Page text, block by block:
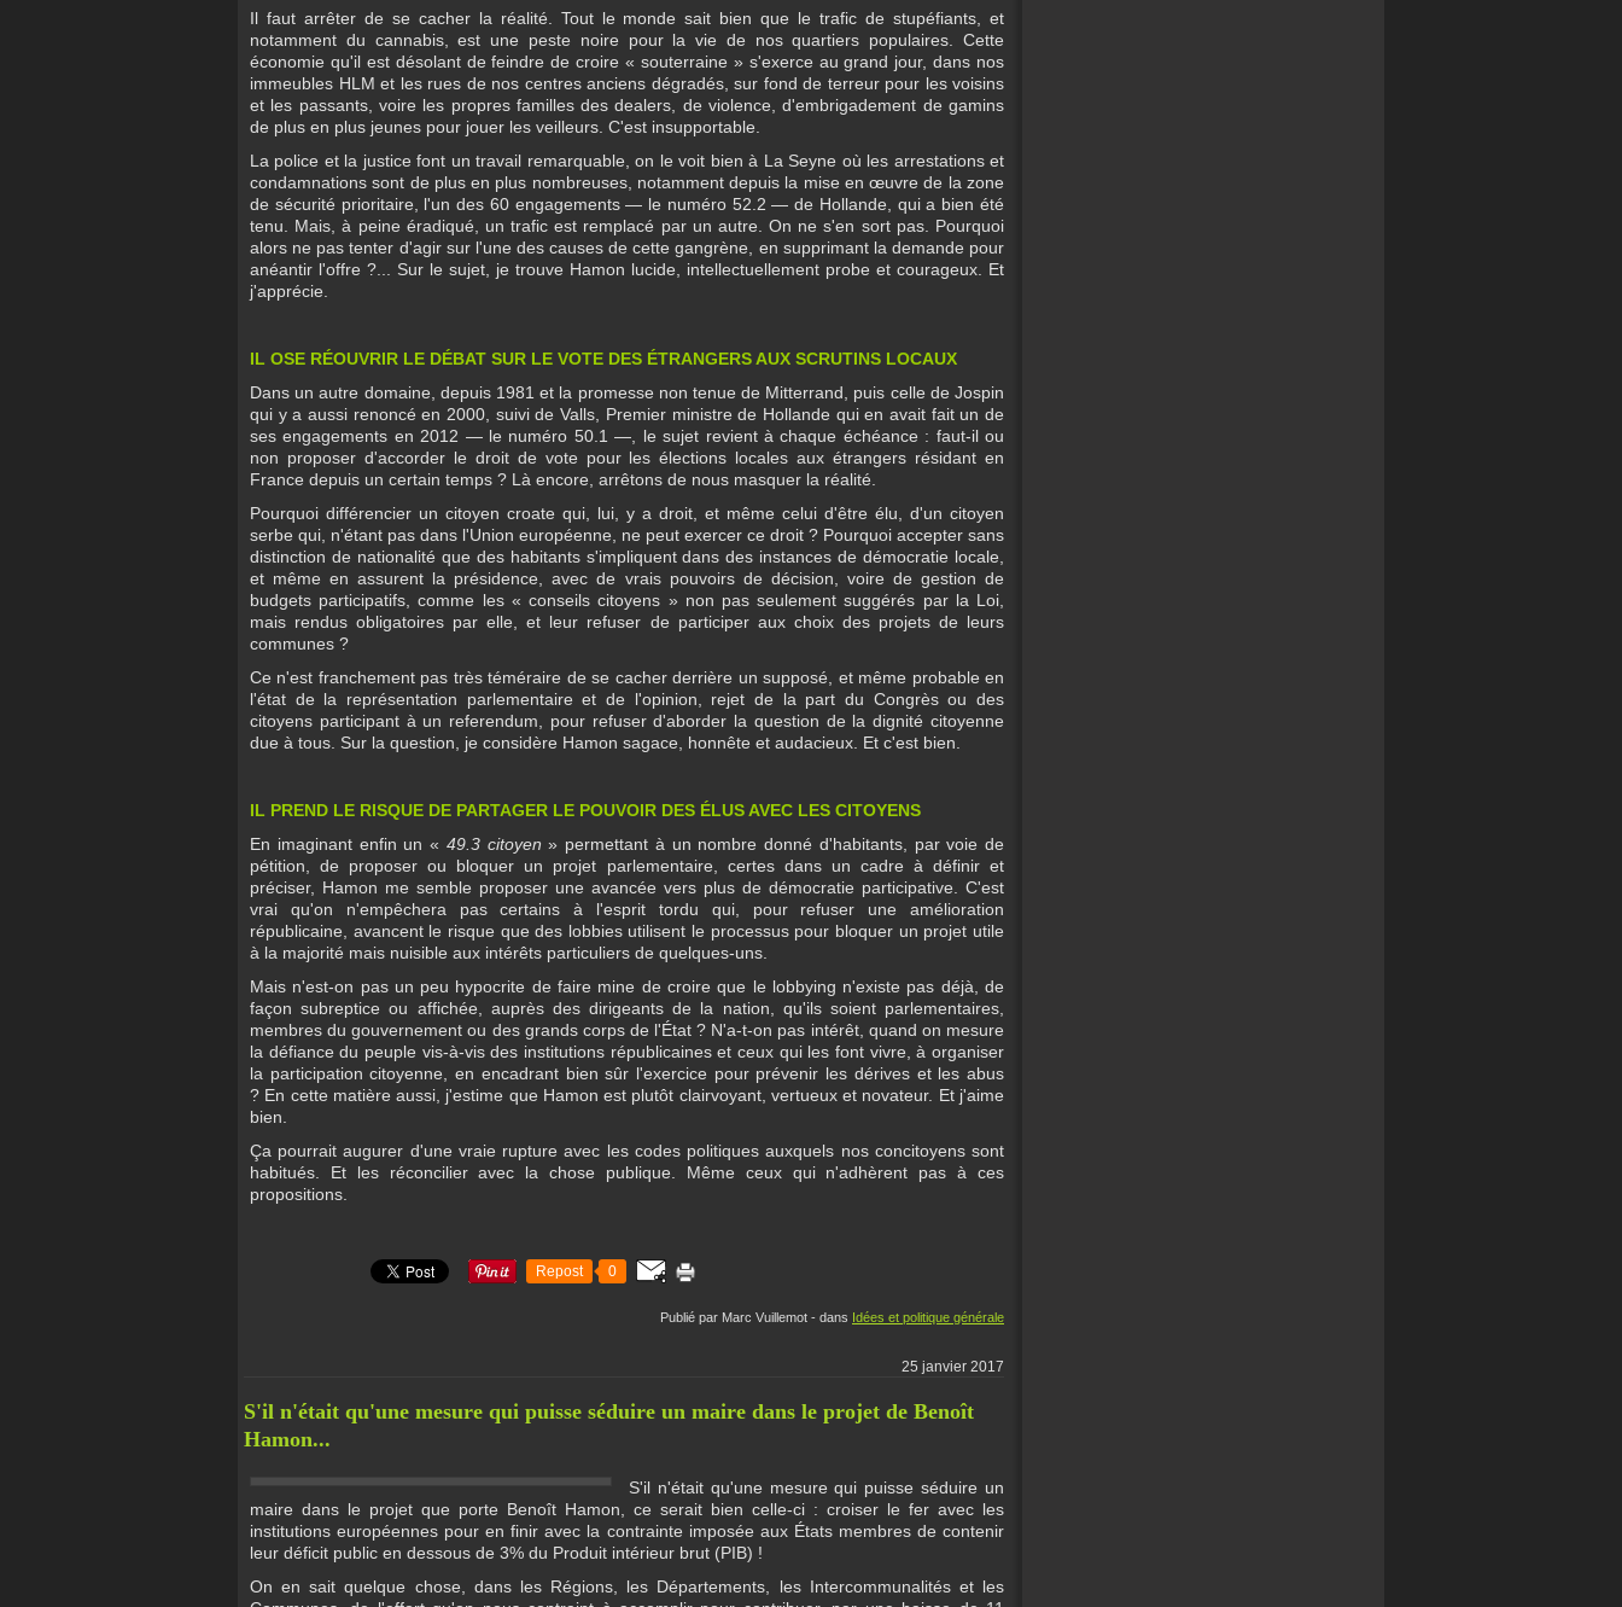
Il faut arrêter de se cacher la réalité. Tout le monde sait bien que le trafic de stupéfiants, et
notamment du cannabis, est une peste noire pour la vie de nos quartiers populaires. Cette
économie qu'il est désolant de feindre de croire « souterraine » s'exerce au grand jour, dans nos
immeubles HLM et les rues de nos centres anciens dégradés, sur fond de terreur pour les voisins
et les passants, voire les propres familles des dealers, de violence, d'embrigadement de gamins
de plus en plus jeunes pour jouer les veilleurs. C'est insupportable.
La police et la justice font un travail remarquable, on le voit bien à La Seyne où les arrestations et
condamnations sont de plus en plus nombreuses, notamment depuis la mise en œuvre de la zone
de sécurité prioritaire, l'un des 60 engagements — le numéro 52.2 — de Hollande, qui a bien été
tenu. Mais, à peine éradiqué, un trafic est remplacé par un autre. On ne s'en sort pas. Pourquoi
alors ne pas tenter d'agir sur l'une des causes de cette gangrène, en supprimant la demande pour
anéantir l'offre ?... Sur le sujet, je trouve Hamon lucide, intellectuellement probe et courageux. Et
j'apprécie.
IL OSE RÉOUVRIR LE DÉBAT SUR LE VOTE DES ÉTRANGERS AUX SCRUTINS LOCAUX
Dans un autre domaine, depuis 1981 et la promesse non tenue de Mitterrand, puis celle de Jospin
qui y a aussi renoncé en 2000, suivi de Valls, Premier ministre de Hollande qui en avait fait un de
ses engagements en 2012 — le numéro 50.1 —, le sujet revient à chaque échéance : faut-il ou
non proposer d'accorder le droit de vote pour les élections locales aux étrangers résidant en
France depuis un certain temps ? Là encore, arrêtons de nous masquer la réalité.
Pourquoi différencier un citoyen croate qui, lui, y a droit, et même celui d'être élu, d'un citoyen
serbe qui, n'étant pas dans l'Union européenne, ne peut exercer ce droit ? Pourquoi accepter sans
distinction de nationalité que des habitants s'impliquent dans des instances de démocratie locale,
et même en assurent la présidence, avec de vrais pouvoirs de décision, voire de gestion de
budgets participatifs, comme les « conseils citoyens » non pas seulement suggérés par la Loi,
mais rendus obligatoires par elle, et leur refuser de participer aux choix des projets de leurs
communes ?
Ce n'est franchement pas très téméraire de se cacher derrière un supposé, et même probable en
l'état de la représentation parlementaire et de l'opinion, rejet de la part du Congrès ou des
citoyens participant à un referendum, pour refuser d'aborder la question de la dignité citoyenne
due à tous. Sur la question, je considère Hamon sagace, honnête et audacieux. Et c'est bien.
IL PREND LE RISQUE DE PARTAGER LE POUVOIR DES ÉLUS AVEC LES CITOYENS
En imaginant enfin un « 49.3 citoyen » permettant à un nombre donné d'habitants, par voie de
pétition, de proposer ou bloquer un projet parlementaire, certes dans un cadre à définir et
préciser, Hamon me semble proposer une avancée vers plus de démocratie participative. C'est
vrai qu'on n'empêchera pas certains à l'esprit tordu qui, pour refuser une amélioration
républicaine, avancent le risque que des lobbies utilisent le processus pour bloquer un projet utile
à la majorité mais nuisible aux intérêts particuliers de quelques-uns.
Mais n'est-on pas un peu hypocrite de faire mine de croire que le lobbying n'existe pas déjà, de
façon subreptice ou affichée, auprès des dirigeants de la nation, qu'ils soient parlementaires,
membres du gouvernement ou des grands corps de l'État ? N'a-t-on pas intérêt, quand on mesure
la défiance du peuple vis-à-vis des institutions républicaines et ceux qui les font vivre, à organiser
la participation citoyenne, en encadrant bien sûr l'exercice pour prévenir les dérives et les abus
? En cette matière aussi, j'estime que Hamon est plutôt clairvoyant, vertueux et novateur. Et j'aime
bien.
Ça pourrait augurer d'une vraie rupture avec les codes politiques auxquels nos concitoyens sont
habitués. Et les réconcilier avec la chose publique. Même ceux qui n'adhèrent pas à ces
propositions.
Repost 0
Publié par Marc Vuillemot - dans Idées et politique générale
25 janvier 2017
S'il n'était qu'une mesure qui puisse séduire un maire dans le projet de Benoît
Hamon...
S'il n'était qu'une mesure qui puisse séduire un
maire dans le projet que porte Benoît Hamon, ce serait bien celle-ci : croiser le fer avec les
institutions européennes pour en finir avec la contrainte imposée aux États membres de contenir
leur déficit public en dessous de 3% du Produit intérieur brut (PIB) !
On en sait quelque chose, dans les Régions, les Départements, les Intercommunalités et les